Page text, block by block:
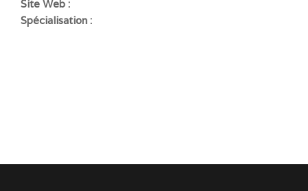
Site Web :
Spécialisation :